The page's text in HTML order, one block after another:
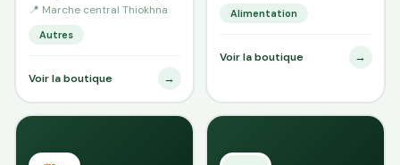
📍 Marche central Thiokhna
Autres
Voir la boutique →
Alimentation
Voir la boutique →